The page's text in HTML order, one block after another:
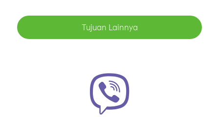
Tujuan Lainnya